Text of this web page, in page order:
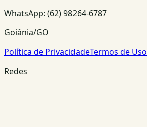
WhatsApp: (62) 98264-6787
Goiânia/GO
Política de PrivacidadeTermos de Uso
Redes